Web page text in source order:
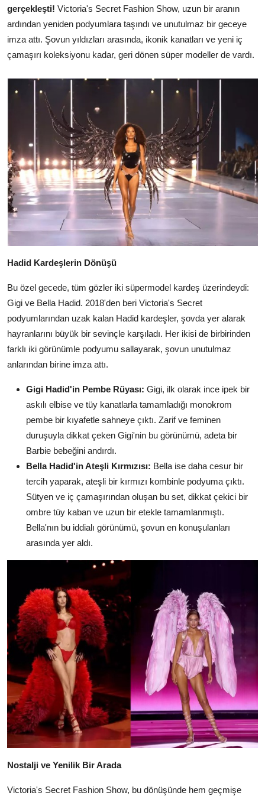
gerçekleşti! Victoria's Secret Fashion Show, uzun bir aranın
ardından yeniden podyumlara taşındı ve unutulmaz bir geceye
imza attı. Şovun yıldızları arasında, ikonik kanatları ve yeni iç
çamaşırı koleksiyonu kadar, geri dönen süper modeller de vardı.
Hadid Kardeşlerin Dönüşü
Bu özel gecede, tüm gözler iki süpermodel kardeş üzerindeydi:
Gigi ve Bella Hadid. 2018'den beri Victoria's Secret
podyumlarından uzak kalan Hadid kardeşler, şovda yer alarak
hayranlarını büyük bir sevinçle karşıladı. Her ikisi de birbirinden
farklı iki görünümle podyumu sallayarak, şovun unutulmaz
anlarından birine imza attı.
Gigi Hadid'in Pembe Rüyası: Gigi, ilk olarak ince ipek bir
askılı elbise ve tüy kanatlarla tamamladığı monokrom
pembe bir kıyafetle sahneye çıktı. Zarif ve feminen
duruşuyla dikkat çeken Gigi'nin bu görünümü, adeta bir
Barbie bebeğini andırdı.
Bella Hadid'in Ateşli Kırmızısı: Bella ise daha cesur bir
tercih yaparak, ateşli bir kırmızı kombinle podyuma çıktı.
Sütyen ve iç çamaşırından oluşan bu set, dikkat çekici bir
ombre tüy kaban ve uzun bir etekle tamamlanmıştı.
Bella'nın bu iddialı görünümü, şovun en konuşulanları
arasında yer aldı.
Nostalji ve Yenilik Bir Arada
Victoria's Secret Fashion Show, bu dönüşünde hem geçmişe